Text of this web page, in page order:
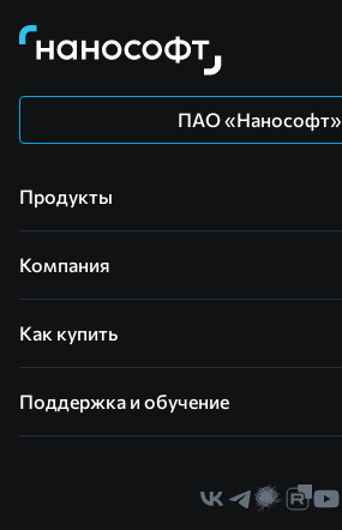
ПАО «Нанософт»
Продукты
Компания
Как купить
Поддержка и обучение